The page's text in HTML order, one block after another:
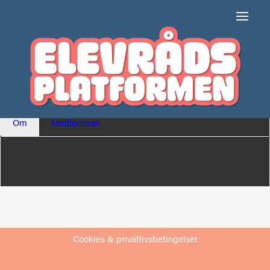
Tangen Skole og
Børnecenter, afd.
Harboøre
Om Medlemmer
Cookies & privatlivsbetingelser